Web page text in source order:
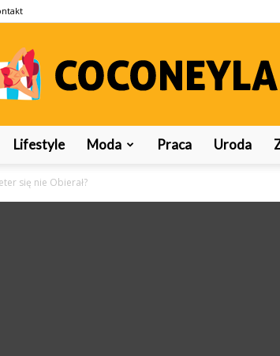
Lifestyle Moda Praca Uroda
się nie Obierał?